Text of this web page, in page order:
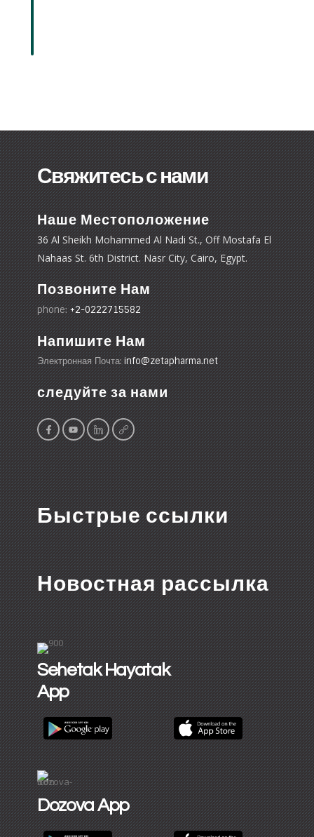
Свяжитесь с нами
Наше Местоположение
36 Al Sheikh Mohammed Al Nadi St., Off Mostafa El
Nahaas St. 6th District. Nasr City, Cairo, Egypt.
Позвоните Нам
phone: +2-0222715582
Напишите Нам
Электронная Почта:info@zetapharma.net
следуйте за нами
Быстрые ссылки
Новостная рассылка
Sehetak Hayatak
App
Dozova App​